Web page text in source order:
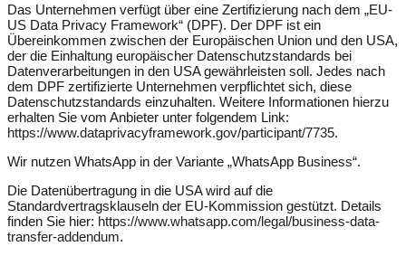
Das Unternehmen verfügt über eine Zertifizierung nach dem „EU-
US Data Privacy Framework“ (DPF). Der DPF ist ein
Übereinkommen zwischen der Europäischen Union und den USA,
der die Einhaltung europäischer Datenschutzstandards bei
Datenverarbeitungen in den USA gewährleisten soll. Jedes nach
dem DPF zertifizierte Unternehmen verpflichtet sich, diese
Datenschutzstandards einzuhalten. Weitere Informationen hierzu
erhalten Sie vom Anbieter unter folgendem Link:
https://www.dataprivacyframework.gov/participant/7735.
Wir nutzen WhatsApp in der Variante „WhatsApp Business“.
Die Datenübertragung in die USA wird auf die
Standardvertragsklauseln der EU-Kommission gestützt. Details
finden Sie hier: https://www.whatsapp.com/legal/business-data-
transfer-addendum.